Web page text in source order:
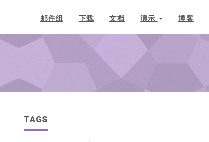
邮件组 下载 文档 演示 博客
TAGS